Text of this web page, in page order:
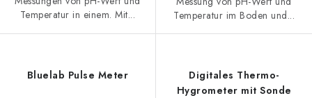
Temperatur in einem. Mit...
Temperatur im Boden und...
Bluelab Pulse Meter
Digitales Thermo-
Hygrometer mit Sonde